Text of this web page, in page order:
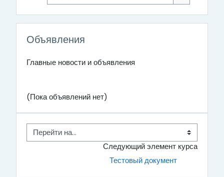
Искать
Объявления
Главные новости и объявления
(Пока объявлений нет)
Перейти на...
Следующий элемент курса
Тестовый документ